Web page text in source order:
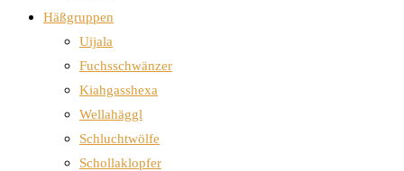
Häßgruppen
Uijala
Fuchsschwänzer
Kiahgasshexa
Wellahäggl
Schluchtwölfe
Schollaklopfer